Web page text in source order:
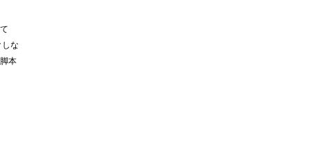
な
本